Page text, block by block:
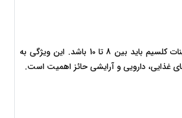
غذایی، دارویی و آرایشی حائز اهمیت است.